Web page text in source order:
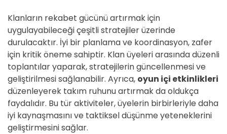
Klanların rekabet gücünü artırmak için
uygulayabileceği çeşitli stratejiler üzerinde
durulacaktır. İyi bir planlama ve koordinasyon, zafer
için kritik öneme sahiptir. Klan üyeleri arasında düzenli
toplantılar yaparak, stratejilerin güncellenmesi ve
geliştirilmesi sağlanabilir. Ayrıca, oyun içi etkinlikleri
düzenleyerek takım ruhunu artırmak da oldukça
faydalıdır. Bu tür aktiviteler, üyelerin birbirleriyle daha
iyi kaynaşmasını ve taktiksel düşünme yeteneklerini
geliştirmesini sağlar.